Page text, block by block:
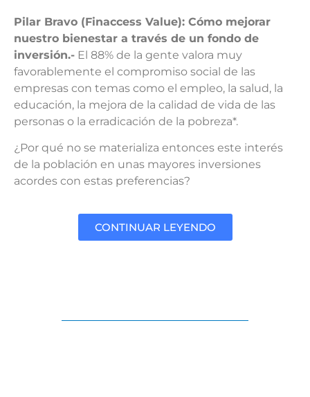
Pilar Bravo (Finaccess Value): Cómo mejorar
nuestro bienestar a través de un fondo de
inversión.- El 88% de la gente valora muy
favorablemente el compromiso social de las
empresas con temas como el empleo, la salud, la
educación, la mejora de la calidad de vida de las
personas o la erradicación de la pobreza*.
¿Por qué no se materializa entonces este interés
de la población en unas mayores inversiones
acordes con estas preferencias?
CONTINUAR LEYENDO